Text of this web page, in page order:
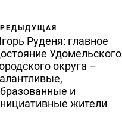
Руденя: главное
Удомельского
округа –
и
жители